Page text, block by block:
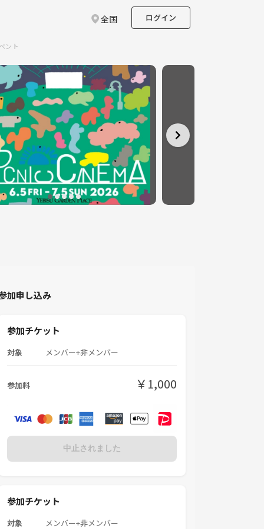
全国 ログイン
ント
加申し込み
参加チケット
対象 メンバー+非メンバー
参加料 ￥1,000
中止されました
参加チケット
対象 メンバー+非メンバー